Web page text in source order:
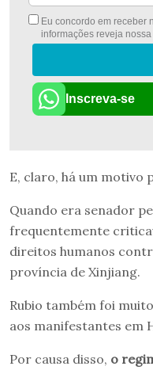
Eu concordo em receber
informações reveja nossa
Inscreva-se
E, claro, há um motivo
Quando era senador
frequentemente
direitos humanos
província de Xinjiang.
Rubio também foi
aos manifestantes em
Por causa disso, o